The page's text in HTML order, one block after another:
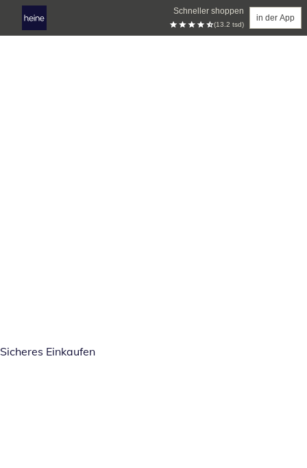
Schneller shoppen
(13.2 tsd)
in der App
Sicheres Einkaufen